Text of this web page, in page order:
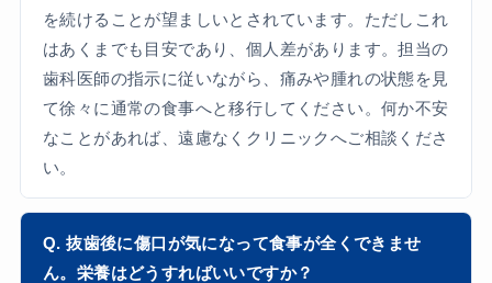
を続けることが望ましいとされています。ただしこれ
はあくまでも目安であり、個人差があります。担当の
歯科医師の指示に従いながら、痛みや腫れの状態を見
て徐々に通常の食事へと移行してください。何か不安
なことがあれば、遠慮なくクリニックへご相談くださ
い。
Q. 抜歯後に傷口が気になって食事が全くできませ
ん。栄養はどうすればいいですか？